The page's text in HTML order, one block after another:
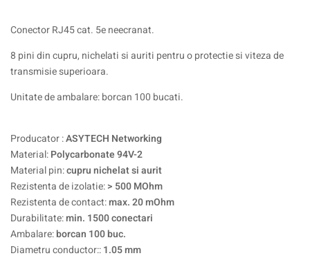
Conector RJ45 cat. 5e neecranat.
8 pini din cupru, nichelati si auriti pentru o protectie si viteza de
transmisie superioara.
Unitate de ambalare: borcan 100 bucati.
Producator :ASYTECH Networking
Material:Polycarbonate 94V-2
Material pin:cupru nichelat si aurit
Rezistenta de izolatie:> 500 MOhm
Rezistenta de contact:max. 20 mOhm
Durabilitate:min. 1500 conectari
Ambalare:borcan 100 buc.
Diametru conductor::1.05 mm